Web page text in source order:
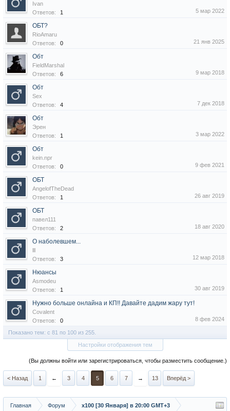
Ivan
Ответов:
1 5 мар 2022
ОБТ?
RioAmaru
Ответов:
0 21 янв 2025
Обт
FieldMarshal
Ответов:
6 9 мар 2018
Обт
Sex
Ответов:
4 7 дек 2018
Обт
Эрен
Ответов:
1 3 мар 2022
Обт
kein.npr
Ответов:
0 9 фев 2021
ОБТ
AngelofTheDead
Ответов:
1 26 авг 2019
ОБТ
павел111
Ответов:
2 18 авг 2020
О наболевшем...
lll
Ответов:
3 12 мар 2018
Нюансы
Asmodeu
Ответов:
1 30 авг 2019
Нужно больше онлайна и КП!! Давайте дадим жару тут!
Covalent
Ответов:
0 8 фев 2024
Показано тем: с 81 по 100 из 255.
Настройки отображения тем
(Вы должны войти или зарегистрироваться, чтобы разместить сообщение.)
< Назад 1 ← 3 4 5 6 7 → 13 Вперёд >
Главная Форум х100 [30 Января] в 20:00 GMT+3